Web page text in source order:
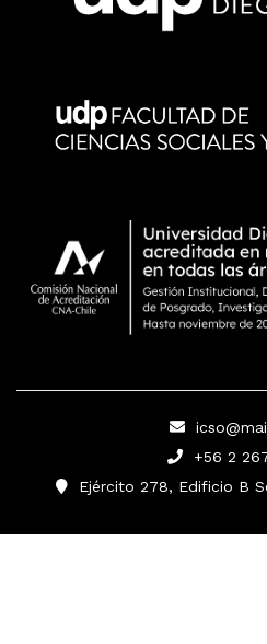
+56 2
Ejército 278, Edificio B